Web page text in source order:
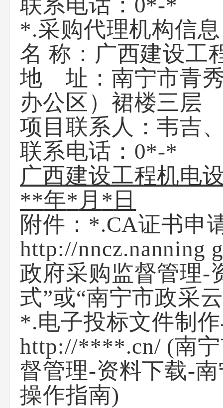
联系电话： 0*-*
*.采购代理机构信息
名 称：广西建设工
地 址：南宁市青
办公区）裙楼三层
项目联系人：韦吉
联系电话：0*-*
广西建设工程机电
**年* 月 * 日
附件： *.CA证书申
http://nncz.nanning
政府采购监督管理-
式”或“南宁市政采
*.电子投标文件制
http://****.cn/ (南宁
督管理-资料下载-
操作指南)